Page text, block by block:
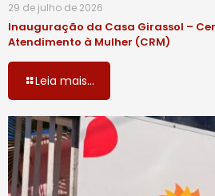
29 de julho de 2026
Inauguração da Casa Girassol –
Atendimento à Mulher (CRM)
Leia mais...